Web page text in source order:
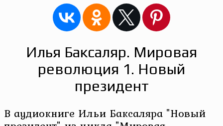
Илья Баксаляр. Мировая
революция 1. Новый
президент
В аудиокниге Ильи Баксаляра "Новый